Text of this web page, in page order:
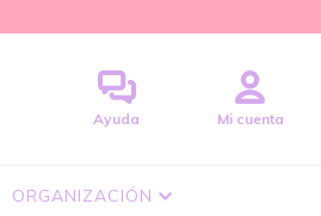
Ayuda Mi cuenta
ORGANIZACIÓN